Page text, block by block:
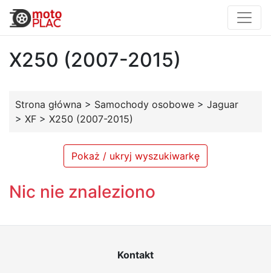
X250 (2007-2015)
Strona główna > Samochody osobowe > Jaguar
> XF > X250 (2007-2015)
Pokaż / ukryj wyszukiwarkę
Nic nie znaleziono
Kontakt